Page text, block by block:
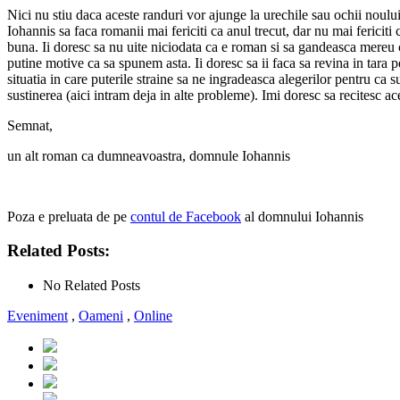
Nici nu stiu daca aceste randuri vor ajunge la urechile sau ochii
Iohannis sa faca romanii mai fericiti ca anul trecut, dar nu mai fericiti
buna. Ii doresc sa nu uite niciodata ca e roman si sa gandeasca
putine motive ca sa spunem asta. Ii doresc sa ii faca sa revina in
situatia in care puterile straine sa ne ingradeasca alegerilor pentru
sustinerea (aici intram deja in alte probleme). Imi doresc sa recitesc
Semnat,
un alt roman ca dumneavoastra, domnule Iohannis
Poza e preluata de pe contul de Facebook al domnului Iohannis
Related Posts:
No Related Posts
Eveniment , Oameni , Online